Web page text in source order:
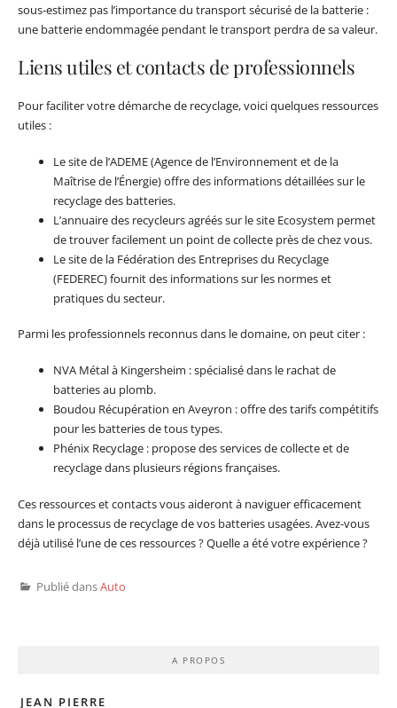
sous-estimez pas l’importance du transport sécurisé de la batterie :
une batterie endommagée pendant le transport perdra de sa valeur.
Liens utiles et contacts de professionnels
Pour faciliter votre démarche de recyclage, voici quelques ressources
utiles :
Le site de l’ADEME (Agence de l’Environnement et de la
Maîtrise de l’Énergie) offre des informations détaillées sur le
recyclage des batteries.
L’annuaire des recycleurs agréés sur le site Ecosystem permet
de trouver facilement un point de collecte près de chez vous.
Le site de la Fédération des Entreprises du Recyclage
(FEDEREC) fournit des informations sur les normes et
pratiques du secteur.
Parmi les professionnels reconnus dans le domaine, on peut citer :
NVA Métal à Kingersheim : spécialisé dans le rachat de
batteries au plomb.
Boudou Récupération en Aveyron : offre des tarifs compétitifs
pour les batteries de tous types.
Phénix Recyclage : propose des services de collecte et de
recyclage dans plusieurs régions françaises.
Ces ressources et contacts vous aideront à naviguer efficacement
dans le processus de recyclage de vos batteries usagées. Avez-vous
déjà utilisé l’une de ces ressources ? Quelle a été votre expérience ?
Publié dansAuto
A PROPOS
JEAN PIERRE